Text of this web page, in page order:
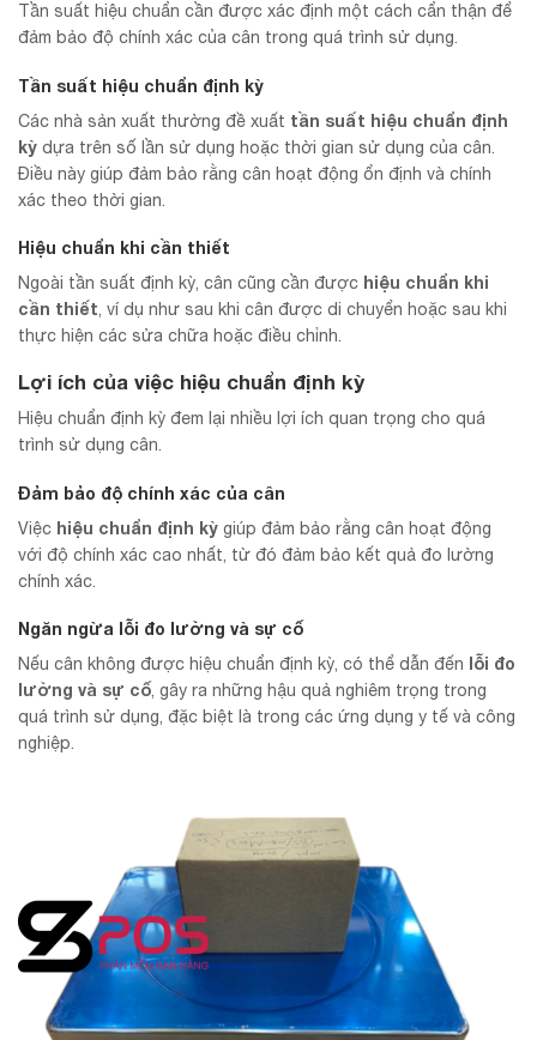
Tần suất hiệu chuẩn cần được xác định một cách cẩn thận để
đảm bảo độ chính xác của cân trong quá trình sử dụng.
Tần suất hiệu chuẩn định kỳ
Các nhà sản xuất thường đề xuất tần suất hiệu chuẩn định
kỳ dựa trên số lần sử dụng hoặc thời gian sử dụng của cân.
Điều này giúp đảm bảo rằng cân hoạt động ổn định và chính
xác theo thời gian.
Hiệu chuẩn khi cần thiết
Ngoài tần suất định kỳ, cân cũng cần được hiệu chuẩn khi
cần thiết , ví dụ như sau khi cân được di chuyển hoặc sau khi
thực hiện các sửa chữa hoặc điều chỉnh.
Lợi ích của việc hiệu chuẩn định kỳ
Hiệu chuẩn định kỳ đem lại nhiều lợi ích quan trọng cho quá
trình sử dụng cân.
Đảm bảo độ chính xác của cân
Việc hiệu chuẩn định kỳ giúp đảm bảo rằng cân hoạt động
với độ chính xác cao nhất, từ đó đảm bảo kết quả đo lường
chính xác.
Ngăn ngừa lỗi đo lường và sự cố
Nếu cân không được hiệu chuẩn định kỳ, có thể dẫn đến lỗi đo
lường và sự cố , gây ra những hậu quả nghiêm trọng trong
quá trình sử dụng, đặc biệt là trong các ứng dụng y tế và công
nghiệp.